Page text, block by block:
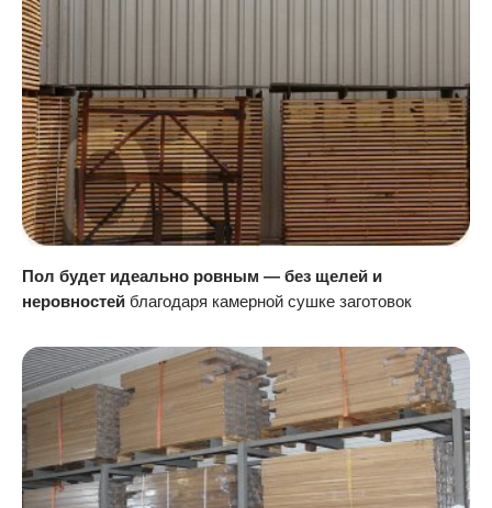
Пол будет идеально ровным — без щелей и
неровностей благодаря камерной сушке заготовок